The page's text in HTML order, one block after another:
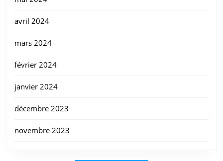
avril 2024
mars 2024
février 2024
janvier 2024
décembre 2023
novembre 2023